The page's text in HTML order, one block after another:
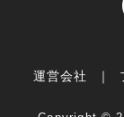
運営会社